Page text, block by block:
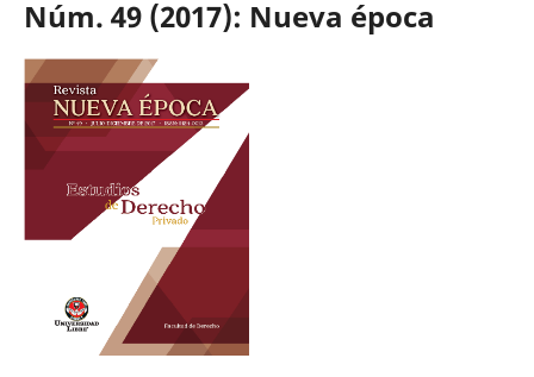
Núm. 49 (2017): Nueva época